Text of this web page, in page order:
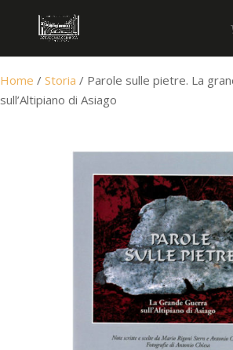
Home / Storia / Parole sulle pietre. La
sull’Altipiano di Asiago